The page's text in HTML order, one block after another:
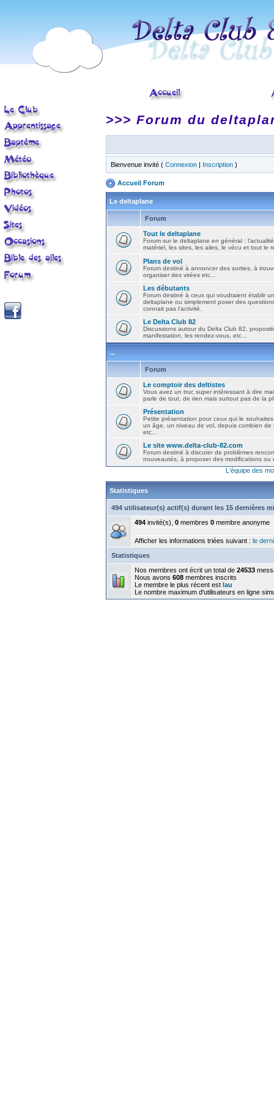
>>> Forum du
Bienvenue invité ( Connexion | Inscription )
Accueil Forum
Le deltaplane
Forum
Tout le deltaplane
Forum sur le deltaplane en général :
matériel, les sites, les ailes, le vécu et tout le
Plans de vol
Forum destiné à annoncer des sorties, à
organiser des virées etc...
Les débutants
Forum destiné à ceux qui voudraient établir
deltaplane ou simplement poser des
connait pas l'activité.
Le Delta Club 82
Discussions autour du Delta Club 82,
manifestation, les rendez-vous, etc...
...
Forum
Le comptoir des deltistes
Vous avez un truc super intéressant à dire
parle de tout, de rien mais surtout pas de la
Présentation
Petite présentation pour ceux qui le
un âge, un niveau de vol, depuis combien de
etc...
Le site www.delta-club-82.com
Forum destiné à discuter de problèmes
nouveautés, à proposer des modifications ou
L'équipe des
Statistiques
494 utilisateur(s) actif(s) durant les 15 dernières
494 invité(s), 0 membres 0 membre anonyme
Afficher les informations triées suivant : le
Statistiques
Nos membres ont écrit un total de 24533
Nous avons 608 membres inscrits
Le membre le plus récent est lau
Le nombre maximum d'utilisateurs en ligne